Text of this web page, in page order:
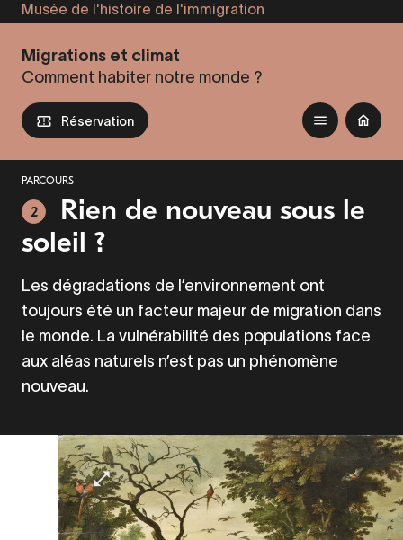
Aller
contenu
principal
Musée de l'histoire de l'immigration
Migrations et climat
Comment habiter notre monde ?
Réservation
PARCOURS
2
Rien de nouveau sous le
soleil ?
Les dégradations de l’environnement ont
toujours été un facteur majeur de migration dans
le monde. La vulnérabilité des populations face
aux aléas naturels n’est pas un phénomène
nouveau.